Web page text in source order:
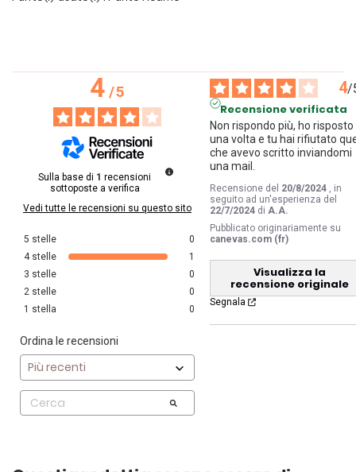
4/5
Sulla base di 1 recensioni
sottoposte a verifica
Vedi tutte le recensioni su questo sito
5 stelle
0
4 stelle
1
3 stelle
0
2 stelle
0
1 stella 0
Ordina le recensioni
4/
Recensione verificata
Non rispondo più, ho risposto
una volta e tu hai rifiutato
che avevo scritto inviandomi
una mail.
Recensione del 20/8/2024 , in
seguito ad un'esperienza del
22/7/2024 diA.A.
Pubblicato originariamente su
canevas.com (fr)
Visualizza la
recensione originale
Segnala